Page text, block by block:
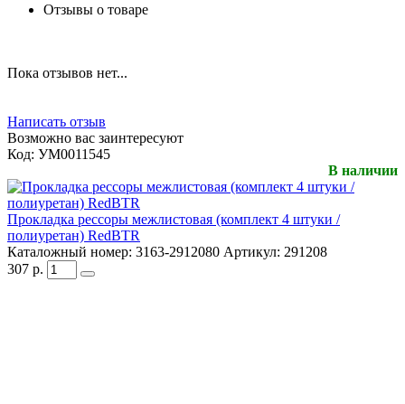
Отзывы о товаре
Пока отзывов нет...
Написать отзыв
Возможно вас заинтересуют
Код: УМ0011545
В наличии
Прокладка рессоры межлистовая (комплект 4 штуки /
полиуретан) RedBTR
Каталожный номер: 3163-2912080 Артикул: 291208
307 р.